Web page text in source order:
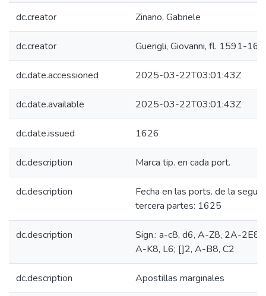
dc.creator Zinano, Gabriele
dc.creator Guerigli, Giovanni, fl. 1591-
dc.date.accessioned 2025-03-22T03:01:43Z
dc.date.available 2025-03-22T03:01:43Z
dc.date.issued 1626
dc.description Marca tip. en cada port.
dc.description
Fecha en las ports. de la
tercera partes: 1625
dc.description
Sign.: a-c8, d6, A-Z8, 2A-2E8,
A-K8, L6; []2, A-B8, C2
dc.description Apostillas marginales